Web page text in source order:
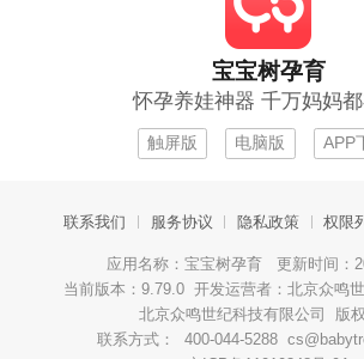
宝宝树孕育
怀孕养娃神器 千万妈妈
触屏版 电脑版 APP
联系我们 服务协议 隐私政策 权限
应用名称：宝宝树孕育 更新时间：
当前版本：9.79.0 开发运营者：北京众鸣
北京众鸣世纪科技有限公司 版
联系方式： 400-044-5288